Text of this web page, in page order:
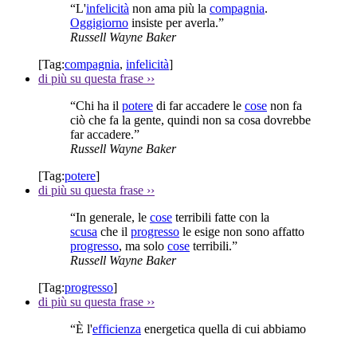
“L'infelicità non ama più la compagnia.
Oggigiorno insiste per averla.”
Russell Wayne Baker
[Tag:compagnia, infelicità]
di più su questa frase ››
“Chi ha il potere di far accadere le cose non fa
ciò che fa la gente, quindi non sa cosa dovrebbe
far accadere.”
Russell Wayne Baker
[Tag:potere]
di più su questa frase ››
“In generale, le cose terribili fatte con la
scusa che il progresso le esige non sono affatto
progresso, ma solo cose terribili.”
Russell Wayne Baker
[Tag:progresso]
di più su questa frase ››
“È l'efficienza energetica quella di cui abbiamo